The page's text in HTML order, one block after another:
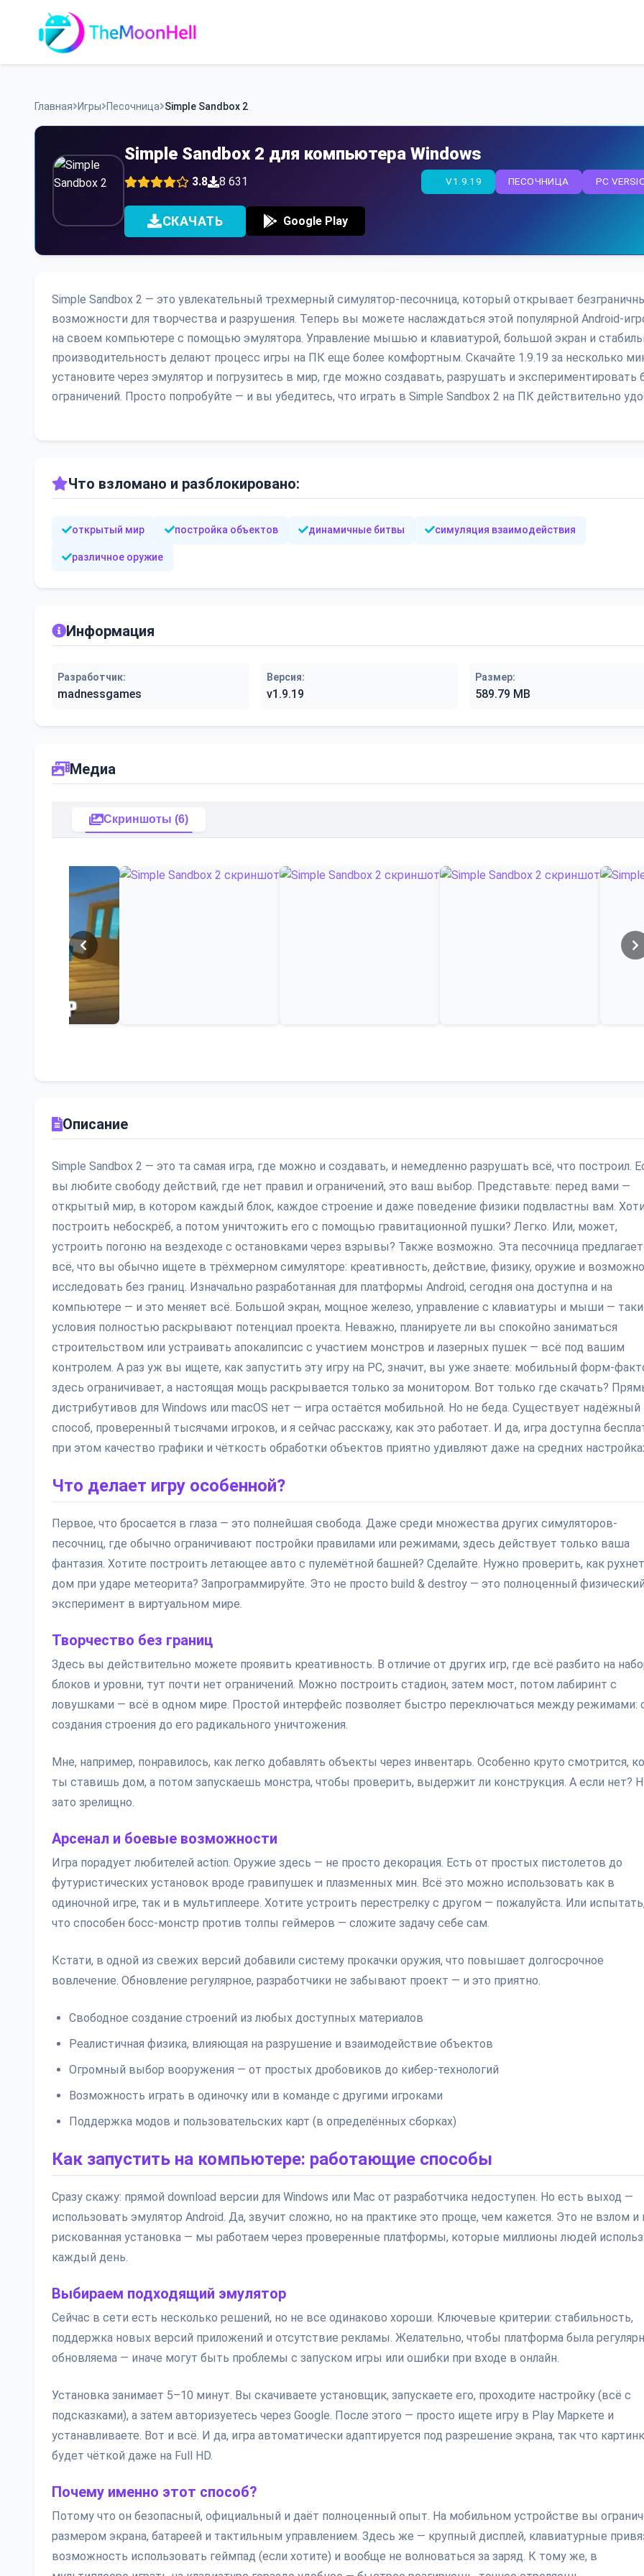
content
Главная Игры Песочница Simple Sandbox 2
Simple Sandbox 2 для компьютера Windows
3.8 8 631 PC
ПЕСОЧНИЦА
V1.9.19
СКАЧАТЬ Google Play
Simple Sandbox 2 — это увлекательный трехмерный симулятор-песочница, который открывает
возможности для творчества и разрушения. Теперь вы можете наслаждаться этой популярной Android-
на своем компьютере с помощью эмулятора. Управление мышью и клавиатурой, большой экран и
производительность делают процесс игры на ПК еще более комфортным. Скачайте 1.9.19 за несколько
установите через эмулятор и погрузитесь в мир, где можно создавать, разрушать и экспериментировать
ограничений. Просто попробуйте — и вы убедитесь, что играть в Simple Sandbox 2 на ПК действительно
Что взломано и разблокировано:
открытый мир постройка объектов динамичные битвы симуляция взаимодействия
различное оружие
Информация
Разработчик:
madnessgames
Версия:
v1.9.19
Размер:
589.79 MB
Медиа
Скриншоты (6)
Описание
Simple Sandbox 2 — это та самая игра, где можно и создавать, и немедленно разрушать всё, что построил.
вы любите свободу действий, где нет правил и ограничений, это ваш выбор. Представьте: перед вами —
открытый мир, в котором каждый блок, каждое строение и даже поведение физики подвластны вам.
построить небоскрёб, а потом уничтожить его с помощью гравитационной пушки? Легко. Или, может,
устроить погоню на вездеходе с остановками через взрывы? Также возможно. Эта песочница предлагает
всё, что вы обычно ищете в трёхмерном симуляторе: креативность, действие, физику, оружие и
исследовать без границ. Изначально разработанная для платформы Android, сегодня она доступна и на
компьютере — и это меняет всё. Большой экран, мощное железо, управление с клавиатуры и мыши —
условия полностью раскрывают потенциал проекта. Неважно, планируете ли вы спокойно заниматься
строительством или устраивать апокалипсис с участием монстров и лазерных пушек — всё под вашим
контролем. А раз уж вы ищете, как запустить эту игру на PC, значит, вы уже знаете: мобильный форм-
здесь ограничивает, а настоящая мощь раскрывается только за монитором. Вот только где скачать?
дистрибутивов для Windows или macOS нет — игра остаётся мобильной. Но не беда. Существует надёжный
способ, проверенный тысячами игроков, и я сейчас расскажу, как это работает. И да, игра доступна
при этом качество графики и чёткость обработки объектов приятно удивляют даже на средних
Что делает игру особенной?
Первое, что бросается в глаза — это полнейшая свобода. Даже среди множества других симуляторов-
песочниц, где обычно ограничивают постройки правилами или режимами, здесь действует только ваша
фантазия. Хотите построить летающее авто с пулемётной башней? Сделайте. Нужно проверить, как рухнет
дом при ударе метеорита? Запрограммируйте. Это не просто build & destroy — это полноценный физический
эксперимент в виртуальном мире.
Творчество без границ
Здесь вы действительно можете проявить креативность. В отличие от других игр, где всё разбито на
блоков и уровни, тут почти нет ограничений. Можно построить стадион, затем мост, потом лабиринт с
ловушками — всё в одном мире. Простой интерфейс позволяет быстро переключаться между режимами:
создания строения до его радикального уничтожения.
Мне, например, понравилось, как легко добавлять объекты через инвентарь. Особенно круто смотрится,
ты ставишь дом, а потом запускаешь монстра, чтобы проверить, выдержит ли конструкция. А если нет?
зато зрелищно.
Арсенал и боевые возможности
Игра порадует любителей action. Оружие здесь — не просто декорация. Есть от простых пистолетов до
футуристических установок вроде гравипушек и плазменных мин. Всё это можно использовать как в
одиночной игре, так и в мультиплеере. Хотите устроить перестрелку с другом — пожалуйста. Или
что способен босс-монстр против толпы геймеров — сложите задачу себе сам.
Кстати, в одной из свежих версий добавили систему прокачки оружия, что повышает долгосрочное
вовлечение. Обновление регулярное, разработчики не забывают проект — и это приятно.
Свободное создание строений из любых доступных материалов
Реалистичная физика, влияющая на разрушение и взаимодействие объектов
Огромный выбор вооружения — от простых дробовиков до кибер-технологий
Возможность играть в одиночку или в команде с другими игроками
Поддержка модов и пользовательских карт (в определённых сборках)
Как запустить на компьютере: работающие способы
Сразу скажу: прямой download версии для Windows или Mac от разработчика недоступен. Но есть выход —
использовать эмулятор Android. Да, звучит сложно, но на практике это проще, чем кажется. Это не взлом и
рискованная установка — мы работаем через проверенные платформы, которые миллионы людей
каждый день.
Выбираем подходящий эмулятор
Сейчас в сети есть несколько решений, но не все одинаково хороши. Ключевые критерии: стабильность,
поддержка новых версий приложений и отсутствие рекламы. Желательно, чтобы платформа была
обновляема — иначе могут быть проблемы с запуском игры или ошибки при входе в онлайн.
Установка занимает 5–10 минут. Вы скачиваете установщик, запускаете его, проходите настройку (всё с
подсказками), а затем авторизуетесь через Google. После этого — просто ищете игру в Play Маркете и
устанавливаете. Вот и всё. И да, игра автоматически адаптируется под разрешение экрана, так что
будет чёткой даже на Full HD.
Почему именно этот способ?
Потому что он безопасный, официальный и даёт полноценный опыт. На мобильном устройстве вы
размером экрана, батареей и тактильным управлением. Здесь же — крупный дисплей, клавиатурные
возможность использовать геймпад (если хотите) и вообще не волноваться за заряд. К тому же, в